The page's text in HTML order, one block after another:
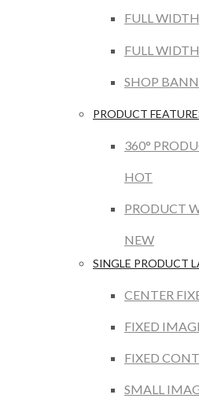
FULL
FULL
SHOP
PRODUCT
360°
HOT
PRODUCT
NEW
SINGLE PRODUCT
CENTER
FIXED
FIXED
SMALL